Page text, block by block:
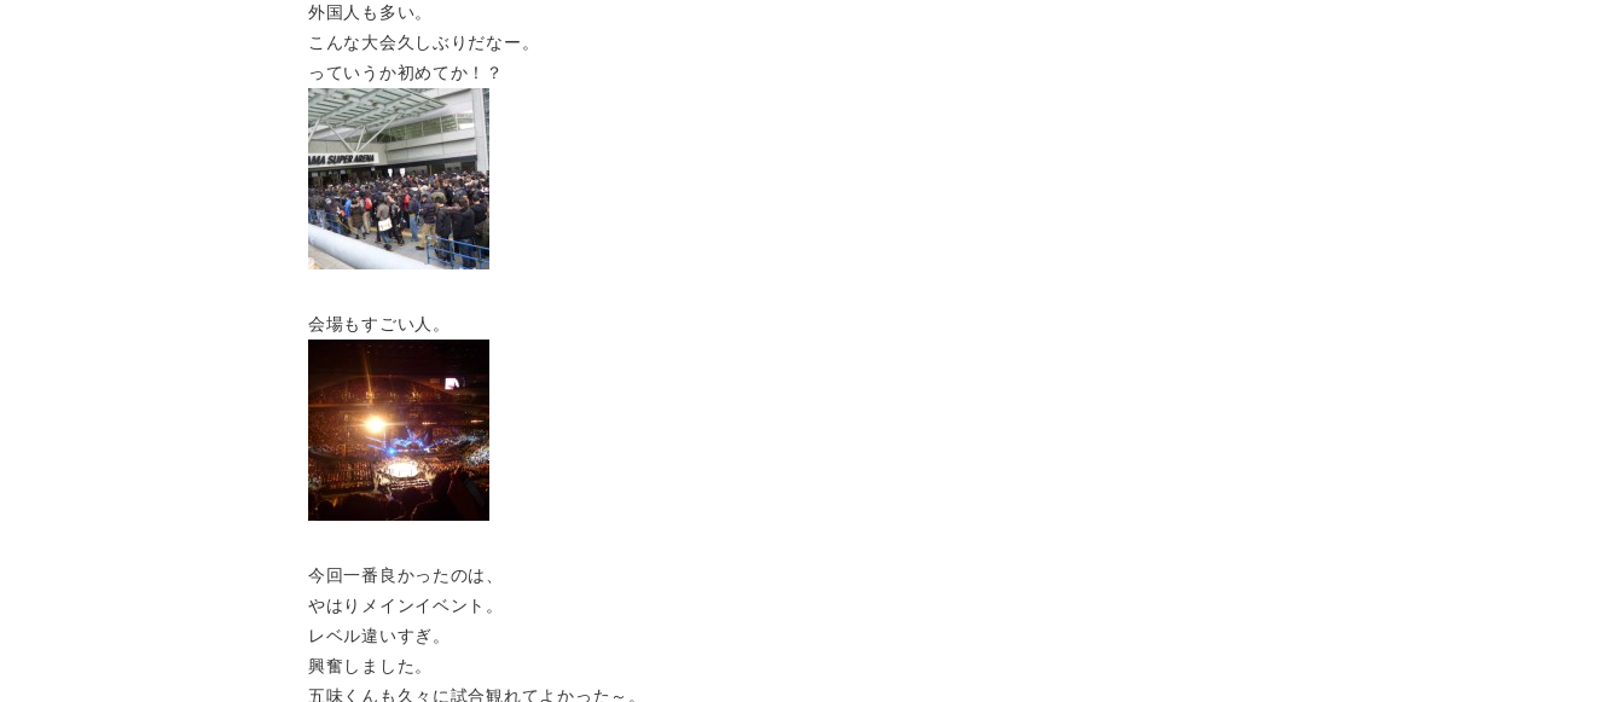
外国人も多い。
こんな大会久しぶりだなー。
っていうか初めてか！？
会場もすごい人。
今回一番良かったのは、
やはりメインイベント。
レベル違いすぎ。
興奮しました。
五味くんも久々に試合観れてよかった～。